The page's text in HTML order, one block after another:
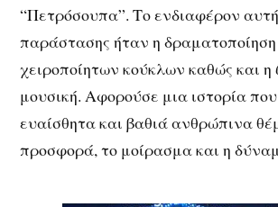
“Πετρόσουπα”. Το ενδιαφέρον
παράστασης ήταν η
χειροποίητων κούκλων καθώς και
μουσική. Αφορούσε μια ιστορία που
ευαίσθητα και βαθιά ανθρώπινα
προσφορά, το μοίρασμα και η